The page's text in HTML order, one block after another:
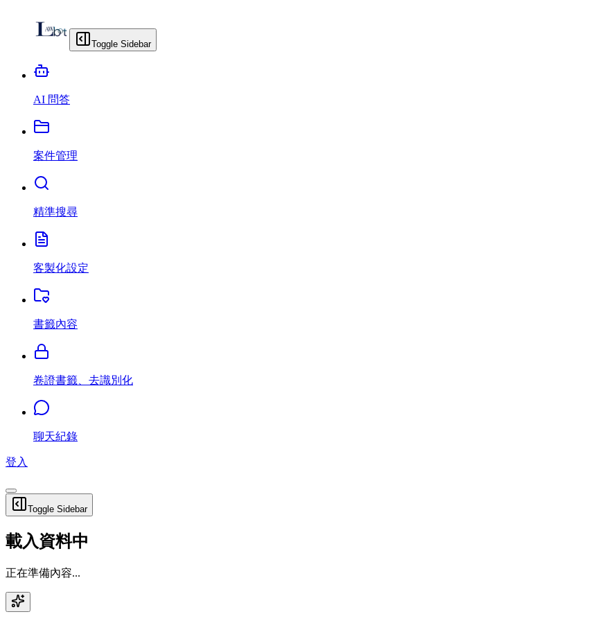
Toggle Sidebar
AI 問答
案件管理
精準搜尋
客製化設定
書籤內容
卷證書籤、去識別化
聊天紀錄
登入
Toggle Sidebar
載入資料中
正在準備內容...